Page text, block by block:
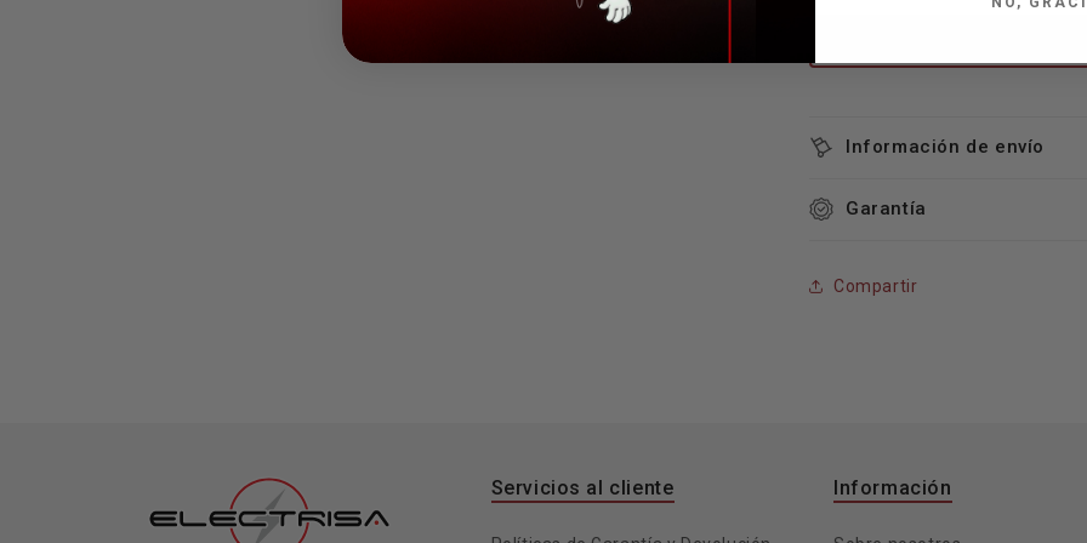
Información de envío
Garantía
Compartir
Servicios al cliente Información